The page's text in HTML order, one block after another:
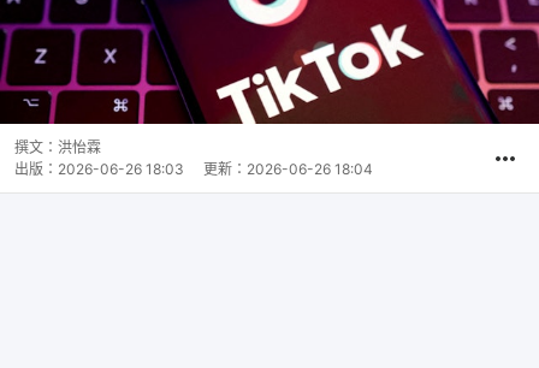
撰文： 洪怡霖
出版： 2026-06-26 18:03 更新： 2026-06-26 18:04